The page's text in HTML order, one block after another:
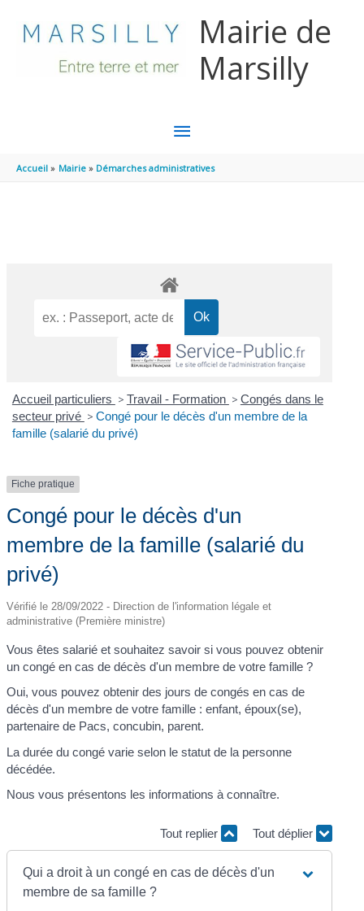
Mairie de
Marsilly
MENU
PRINCIPAL
Accueil Mairie Démarches administratives
Accueil particuliers > Travail - Formation > Congés dans le
secteur privé > Congé pour le décès d'un membre de la
famille (salarié du privé)
Fiche pratique
Congé pour le décès d'un
membre de la famille (salarié du
privé)
Vérifié le 28/09/2022 - Direction de l'information légale et
administrative (Première ministre)
Vous êtes salarié et souhaitez savoir si vous pouvez obtenir
un congé en cas de décès d'un membre de votre famille ?
Oui, vous pouvez obtenir des jours de congés en cas de
décès d'un membre de votre famille : enfant, époux(se),
partenaire de Pacs, concubin, parent.
La durée du congé varie selon le statut de la personne
décédée.
Nous vous présentons les informations à connaître.
Tout replier Tout déplier
Qui a droit à un congé en cas de décès d'un
membre de sa famille ?